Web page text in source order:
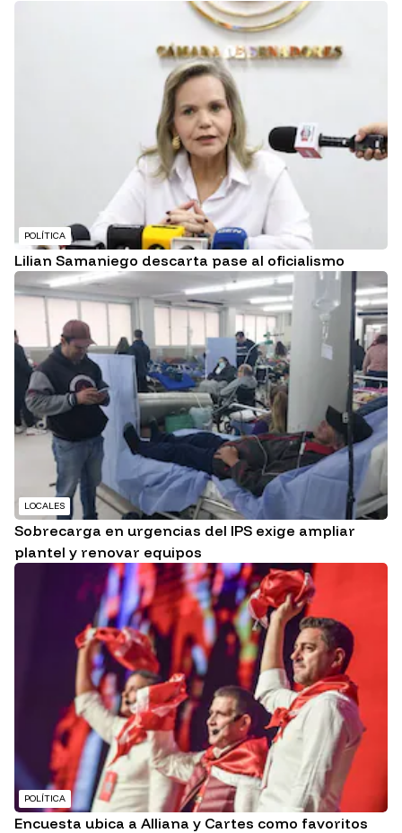
POLÍTICA
Lilian Samaniego descarta pase al oficialismo
LOCALES
Sobrecarga en urgencias del IPS exige ampliar
plantel y renovar equipos
POLÍTICA
Encuesta ubica a Alliana y Cartes como favoritos